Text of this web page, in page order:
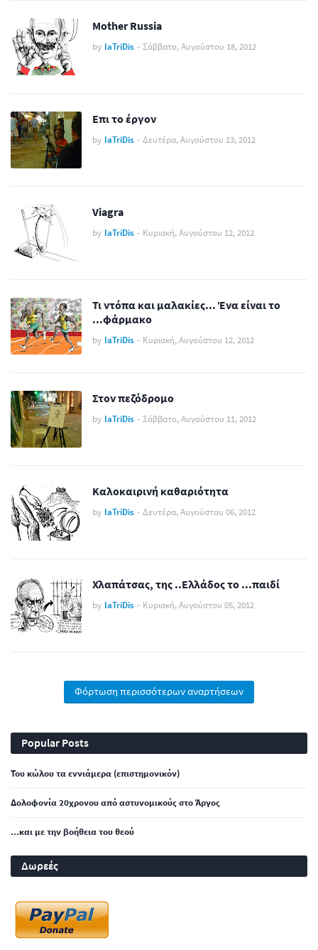
Mother Russia
by IaTriDis - Σάββατο, Αυγούστου 18, 2012
Επι το έργον
by IaTriDis - Δευτέρα, Αυγούστου 13, 2012
Viagra
by IaTriDis - Κυριακή, Αυγούστου 12, 2012
Τι ντόπα και μαλακίες... Ένα είναι το
...φάρμακο
by IaTriDis - Κυριακή, Αυγούστου 12, 2012
Στον πεζόδρομο
by IaTriDis - Σάββατο, Αυγούστου 11, 2012
Καλοκαιρινή καθαριότητα
by IaTriDis - Δευτέρα, Αυγούστου 06, 2012
Χλαπάτσας, της ..Ελλάδος το ...παιδί
by IaTriDis - Κυριακή, Αυγούστου 05, 2012
Φόρτωση περισσότερων αναρτήσεων
Popular Posts
Του κώλου τα εννιάμερα (επιστημονικόν)
Δολοφονία 20χρονου από αστυνομικούς στο Άργος
...και με την βοήθεια του θεού
Δωρεές